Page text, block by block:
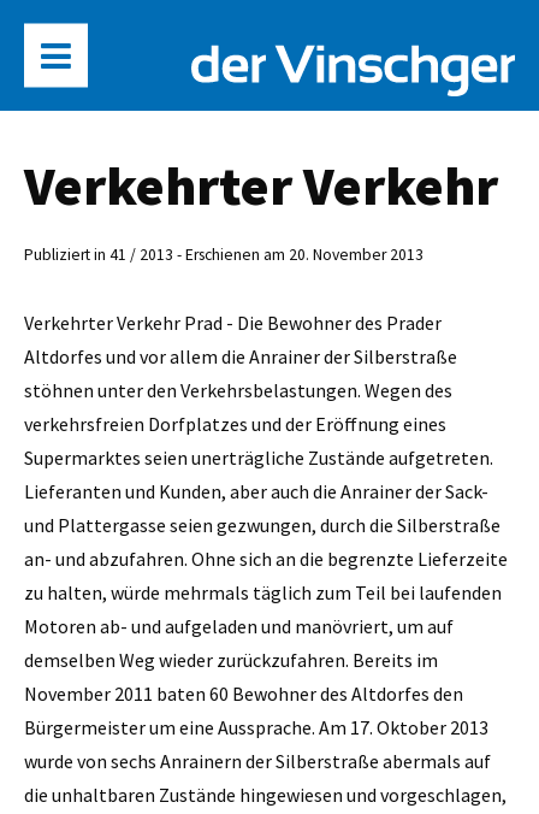
Verkehrter Verkehr
Publiziert in 41 / 2013 - Erschienen am 20. November 2013
Verkehrter Verkehr Prad - Die Bewohner des Prader
Altdorfes und vor allem die Anrainer der Silberstraße
stöhnen unter den Verkehrsbelastungen. Wegen des
verkehrsfreien Dorfplatzes und der Eröffnung eines
Supermarktes seien unerträgliche Zustände aufgetreten.
Lieferanten und Kunden, aber auch die Anrainer der Sack-
und Plattergasse seien gezwungen, durch die Silberstraße
an- und abzufahren. Ohne sich an die begrenzte Lieferzeite
zu halten, würde mehrmals täglich zum Teil bei laufenden
Motoren ab- und aufgeladen und manövriert, um auf
demselben Weg wieder zurückzufahren. Bereits im
November 2011 baten 60 Bewohner des Altdorfes den
Bürgermeister um eine Aussprache. Am 17. Oktober 2013
wurde von sechs Anrainern der Silberstraße abermals auf
die unhaltbaren Zustände hingewiesen und vorgeschlagen,